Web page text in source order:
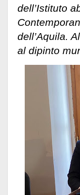
dell’Istituto
dell’Aquila.
al dipinto